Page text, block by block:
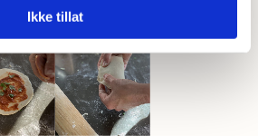
Ikke tillat